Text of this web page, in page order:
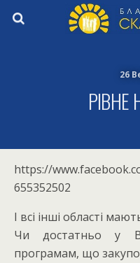
26
https://
655352502
І всі інші області
Чи достатньо у
програмам, що